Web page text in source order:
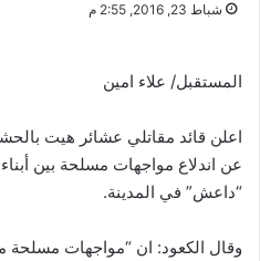
شباط 23, 2016, 2:55 م
المستقبل/ علاء امين
اعلن قائد مقاتلي عشائر هيت بالحشد
عن اندلاع مواجهات مسلحة بين
“داعش” في المدينة.
وقال الكعود: ان “مواجهات مسلحة